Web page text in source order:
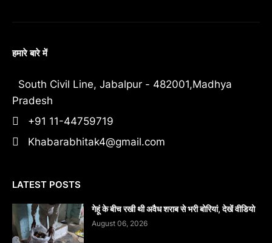
हमारे बारे में
South Civil Line, Jabalpur - 482001,Madhya
Pradesh
+91 11-44759719
Khabarabhitak4@gmail.com
LATEST POSTS
गेहूं के बीच रखी थी अवैध शराब से भरी बोरियां, देखें वीडियो
August 06, 2026